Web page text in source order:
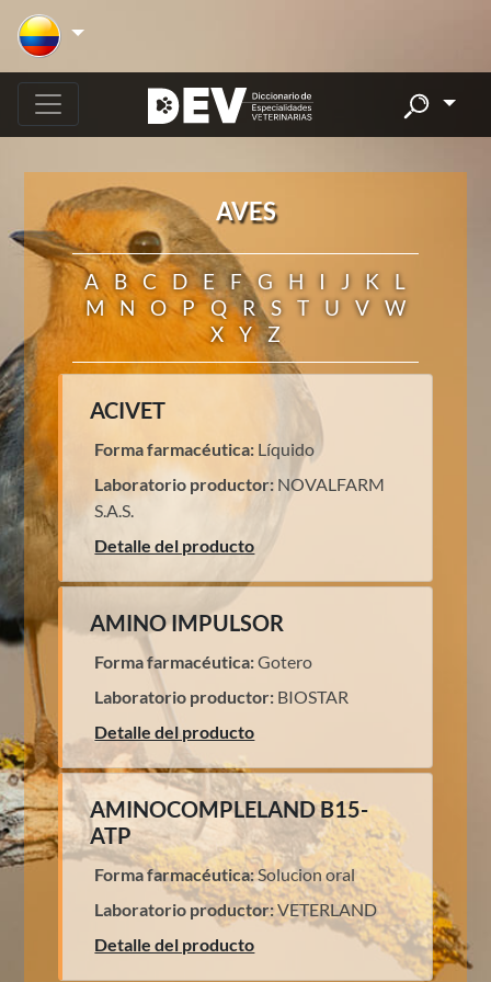
AVES
A B C D E F G H I J K
L
M
N O P Q R S T U V
W
X
Y Z
ACIVET
Forma farmacéutica: Líquido
Laboratorio productor: NOVALFARM
S.A.S.
Detalle del producto
AMINO IMPULSOR
Forma farmacéutica:Gotero
Laboratorio productor: BIOSTAR
Detalle del producto
AMINOCOMPLELAND B15-
ATP
Forma farmacéutica:Solucion oral
Laboratorio productor:VETERLAND
Detalle del producto